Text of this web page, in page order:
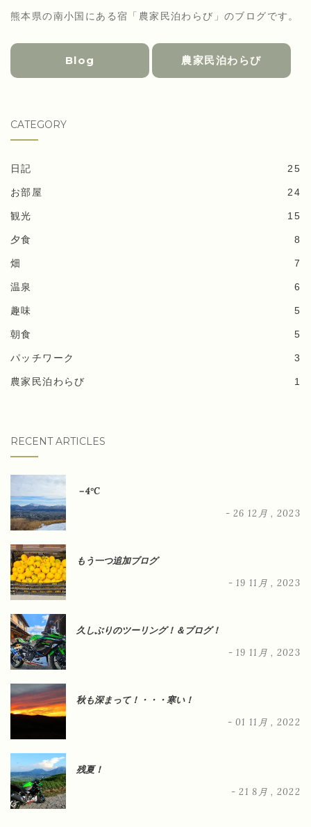
熊本県の南小国にある宿「農家民泊わらび」のブログです。
Blog 農家民泊わらび
CATEGORY
日記 25
お部屋 24
観光 15
夕食 8
畑 7
温泉 6
趣味 5
朝食 5
パッチワーク 3
農家民泊わらび 1
RECENT ARTICLES
－4°C
- 26 12月 , 2023
もう一つ追加ブログ
- 19 11月 , 2023
久しぶりのツーリング！＆ブログ！
- 19 11月 , 2023
秋も深まって！・・・寒い！
- 01 11月 , 2022
残夏！
- 21 8月 , 2022